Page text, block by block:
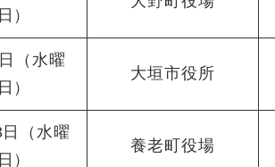
日）
（水曜
日）
大垣市役所
（水曜
日）
養老町役場